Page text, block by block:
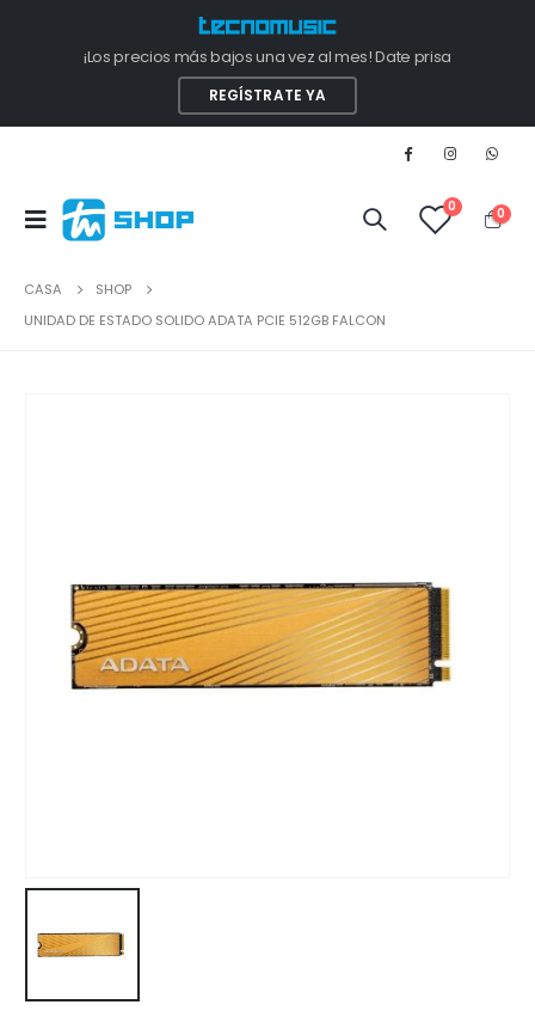
¡Los precios más bajos una vez al mes! Date prisa
REGÍSTRATE YA
0 0
CASA
SHOP
UNIDAD DE ESTADO SOLIDO ADATA PCIE 512GB FALCON